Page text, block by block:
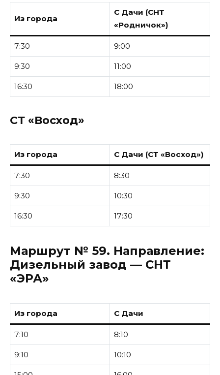
Из города
С Дачи (СНТ
«Родничок»)
7:30 9:00
9:30 11:00
16:30 18:00
СТ «Восход»
Из города С Дачи (СТ «Восход»)
7:30 8:30
9:30 10:30
16:30 17:30
Маршрут № 59. Направление:
Дизельный завод — СНТ
«ЭРА»
Из города С Дачи
7:10 8:10
9:10 10:10